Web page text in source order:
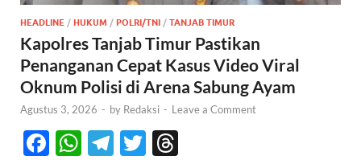
HEADLINE / HUKUM / POLRI/TNI / TANJAB TIMUR
Kapolres Tanjab Timur Pastikan
Penanganan Cepat Kasus Video Viral
Oknum Polisi di Arena Sabung Ayam
Agustus 3, 2026 - by Redaksi - Leave a Comment
F
W T
T